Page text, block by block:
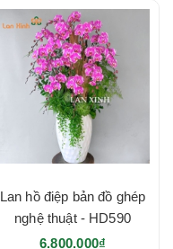
Lan hồ điệp bản đồ ghép
nghệ thuật - HD590
6.800.000₫